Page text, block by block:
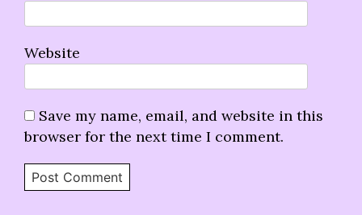
Website
Save my name, email, and website in this
browser for the next time I comment.